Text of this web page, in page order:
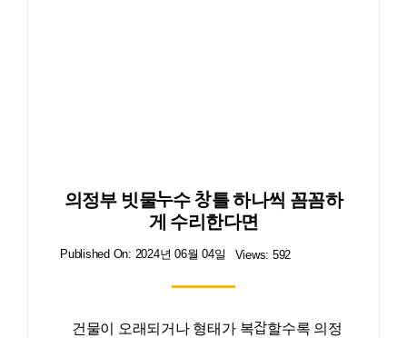
의정부 빗물누수 창틀 하나씩 꼼꼼하
게 수리한다면
Published On: 2024년 06월 04일 Views: 592
건물이 오래되거나 형태가 복잡할수록 의정